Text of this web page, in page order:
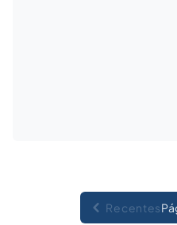
Recentes